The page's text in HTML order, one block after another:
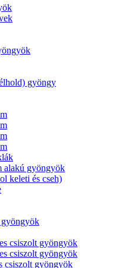
gyöngy
alakú gyöngyök
keleti és cseh)
gyöngyök
csiszolt gyöngyök
csiszolt gyöngyök
csiszolt gyöngyök